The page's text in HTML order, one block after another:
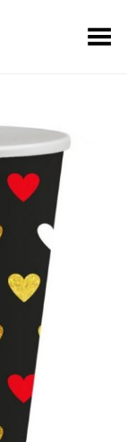
Kuva menüü